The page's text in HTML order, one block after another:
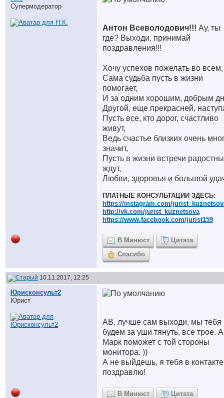
Супермодератор
Антон Всеволодович!!! Ау, ты
где? Выходи, принимай
поздравления!!!
Хочу успехов пожелать во всем,
Сама судьба пусть в жизни
помогает,
И за одним хорошим, добрым
Другой, еще прекрасней,
Пусть все, кто дорог, счастливо
живут,
Ведь счастье близких очень
значит,
Пусть в жизни встречи
ждут,
Любви, здоровья и большой
ПЛАТНЫЕ КОНСУЛЬТАЦИИ ЗДЕСЬ:
https://instagram.com/
http://vk.com/jurist_kuznetsova
https://www.facebook.com/jurist159
В Минюст
Цитата
Спасибо
10.11.2017, 12:25
Юрисконсульт2
Юрист
АВ, лучше сам выходи, мы тебя
будем за уши тянуть, все трое. А
Марк поможет с той стороны
монитора. ))
А не выйдешь, я тебя в контакте
поздравлю!
В Минюст
Цитата